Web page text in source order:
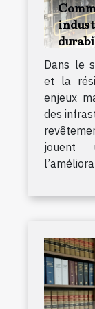
Dans le
et la
enjeux
des
jouent